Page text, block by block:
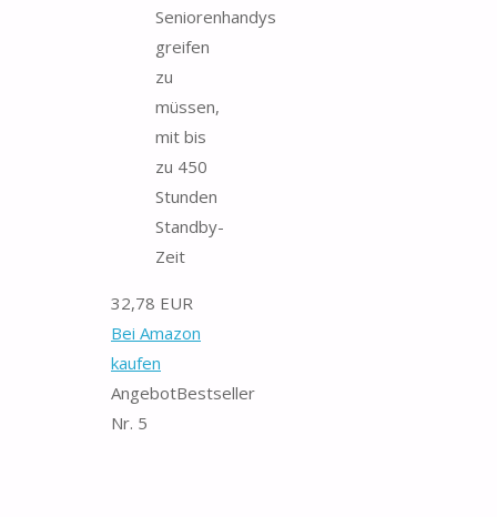
Seniorenhandys
greifen
zu
müssen,
mit bis
zu 450
Stunden
Standby-
Zeit
32,78 EUR
Bei Amazon
kaufen
AngebotBestseller
Nr. 5